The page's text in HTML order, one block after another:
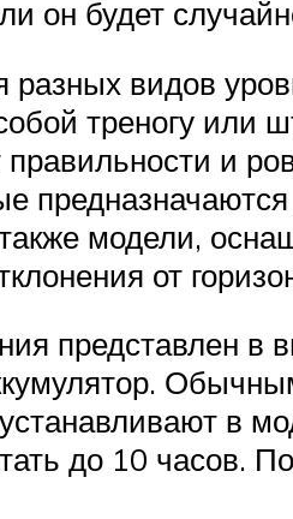
он будет
разных видов
треногу или
и
модели,
от
представлен
в
до 10 часов.